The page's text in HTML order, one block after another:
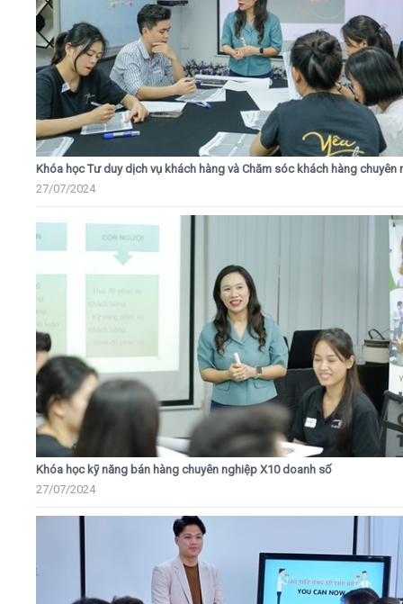
Khóa học Tư duy dịch vụ khách hàng và Chăm sóc khách hàng chuyên
27/07/2024
Khóa học kỹ năng bán hàng chuyên nghiệp X10 doanh số
27/07/2024